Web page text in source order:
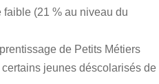
(21 % au niveau du
de Petits Métiers
jeunes déscolarisés de